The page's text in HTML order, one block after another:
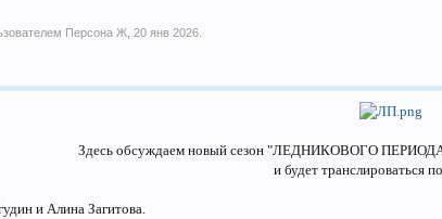
Персона Ж ,20 янв 2026
Здесь обсуждаем новый сезон "ЛЕДНИКОВОГО ПЕРИОДА",
и будет транслироваться
и Алина Загитова.